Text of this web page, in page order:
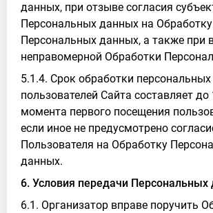
данных, при отзыве согласия
Персональных данных на Обработку
Персональных данных, а также при
неправомерной Обработки
5.1.4. Срок обработки
пользователей Сайта составляет до
момента первого посещения
если иное не предусмотрено
Пользователя на Обработку
данных.
6. Условия передачи Персональных
6.1. Организатор вправе поручить